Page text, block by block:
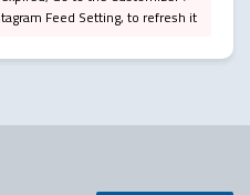
Feed Setting, to refresh it.